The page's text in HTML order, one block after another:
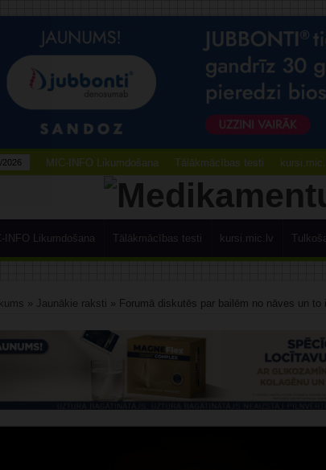
2026 MIC-INFO Likumdošana Tālākmācības testi
INFO Likumdošana Tālākmācības testi kursi.mic.lv
» Jaunākie raksti » Forumā diskutēs par bailēm no nāves un